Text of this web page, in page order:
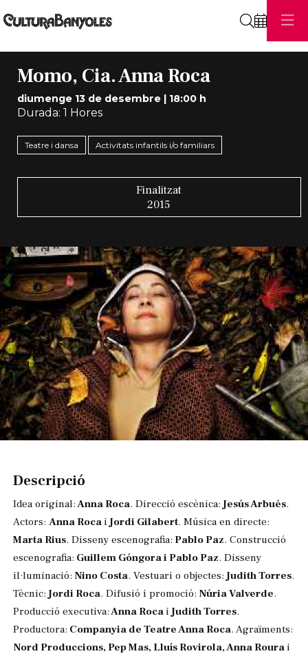
Momo, Cia. Anna Roca
diumenge 13 de desembre| 18:00 h
Durada: 1 Hores
Teatre i dansa Activitats infantils i/o familiars
Finalitzat
2015
Descripció
Idea original:Anna Roca. Direcció escènica:Jesús Arbués.
Actors: Anna RocaiJordi Gilabert. Música en directe:
Marta Rius. Disseny escenografia: Pablo Paz. Construcció
escenografia: Guillem Góngora i Pablo Paz. Disseny
il·luminació: Nino Costa. Vestuari o objectes:Judith Torres.
Tècnic:Jordi Roca. Difusió i promoció: Núria Valverde.
Producció executiva:Anna RocaiJudith Torres.
Productora: Companyia de Teatre Anna Roca. Agraïments:
Nord Produccions, Pep Mas, Lluís Rovirola, Anna Rourai